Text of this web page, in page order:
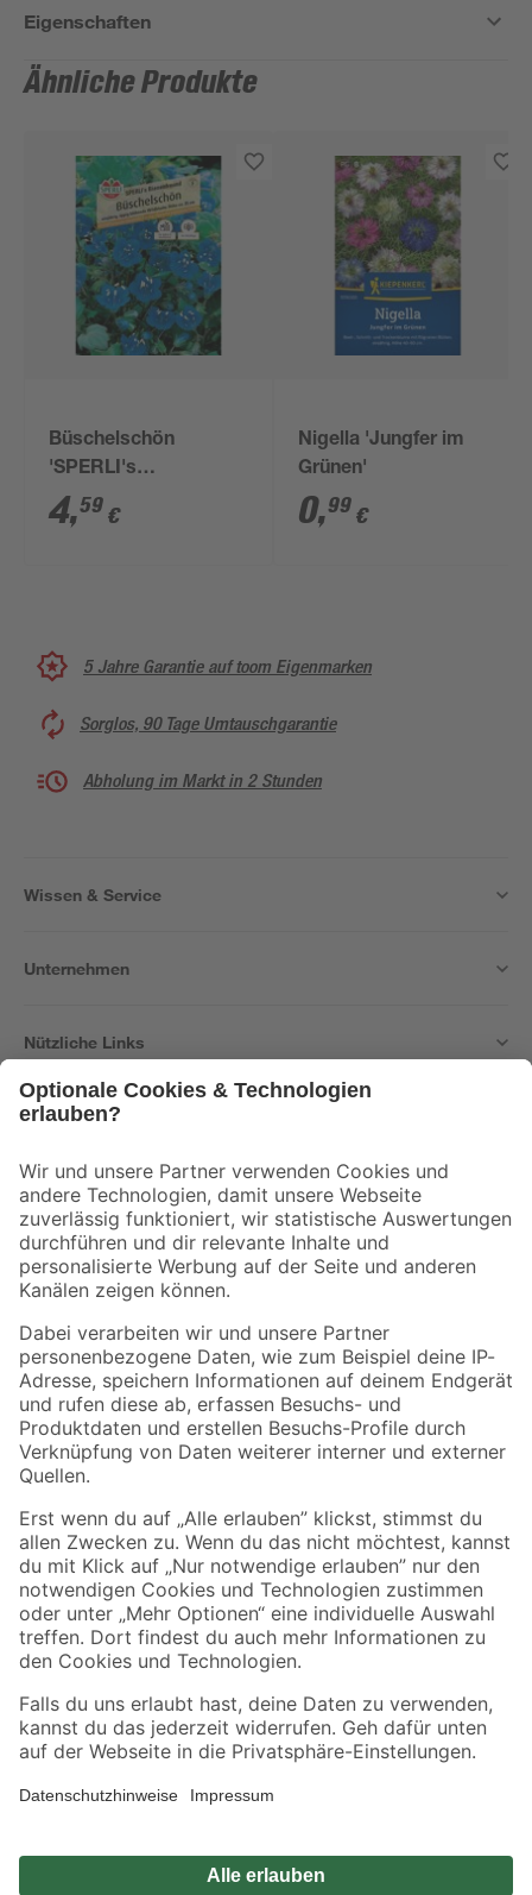
Eigenschaften
Ähnliche Produkte
Büschelschön
'SPERLI's
Bienenfreund'
4,59 €
Nigella 'Jungfer im
Grünen'
0,99 €
5 Jahre Garantie auf toom Eigenmarken
Sorglos, 90 Tage Umtauschgarantie
Abholung im Markt in 2 Stunden
Wissen & Service
Unternehmen
Nützliche Links
Der toom Newsletter: Keine Angebote und Aktionen mehr verpassen!
Zur Newsletter Anmeldung
Folge uns
Zahlungsarten Versandarten
Sicher einkaufen
Jetzt die toom-App herunterladen
Alle Preisangaben in EUR inkl. gesetzl. MwSt.. Die dargestellten Angebote sind unter
Umständen nicht in allen Märkten verfügbar. Die angegebenen Verfügbarkeiten beziehen
Produkte nur solange der Vorrat reicht.
*Paketversand ab 59 € versandkostenfrei, gilt nicht für Artikel mit Speditionsversand, hier
Privatsphäre Impressum